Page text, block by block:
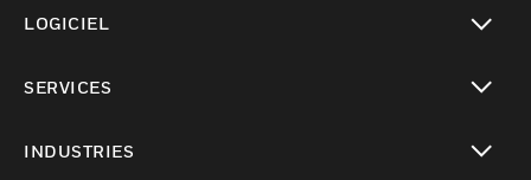
LOGICIEL
SERVICES
INDUSTRIES